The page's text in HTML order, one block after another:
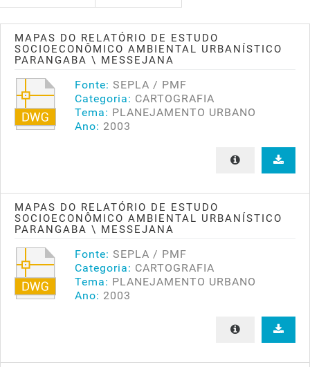
MAPAS DO RELATÓRIO DE ESTUDO
SOCIOECONÔMICO AMBIENTAL URBANÍSTICO
PARANGABA \ MESSEJANA
Fonte: SEPLA / PMF
Categoria: CARTOGRAFIA
Tema: PLANEJAMENTO URBANO
Ano: 2003
MAPAS DO RELATÓRIO DE ESTUDO
SOCIOECONÔMICO AMBIENTAL URBANÍSTICO
PARANGABA \ MESSEJANA
Fonte: SEPLA / PMF
Categoria: CARTOGRAFIA
Tema: PLANEJAMENTO URBANO
Ano: 2003